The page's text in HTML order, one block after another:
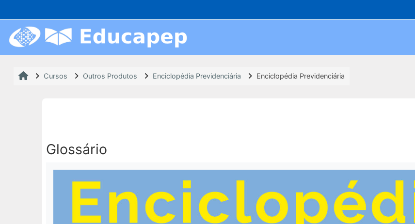
Cursos Outros Produtos Enciclopédia Previdenciária Enciclopédia Previdenciária
Glossário